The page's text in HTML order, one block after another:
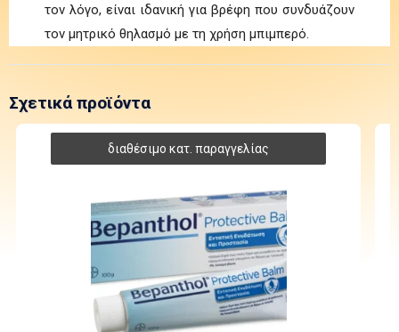
τον λόγο, είναι ιδανική για βρέφη που συνδυάζουν
τον μητρικό θηλασμό με τη χρήση μπιμπερό.
Σχετικά προϊόντα